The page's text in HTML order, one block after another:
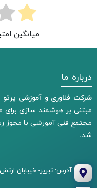
میانگین
درباره ما
شرکت فناوری و آموزشی پرتو
مجتمع فنی آموزشی با مجوز
شد.
آدرس: تبریز- خیبابان